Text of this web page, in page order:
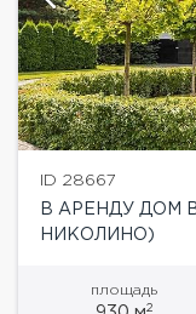
ID 28667
В АРЕНДУ ДОМ
НИКОЛИНО)
площадь
2